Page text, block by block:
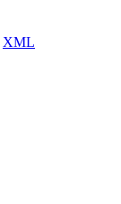
XML